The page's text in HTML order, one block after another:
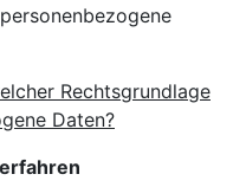
Rechtsgrundlage
Daten?